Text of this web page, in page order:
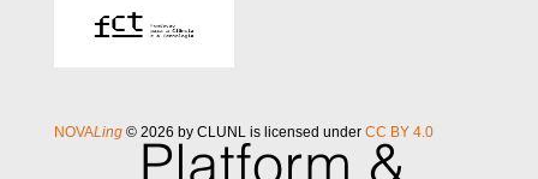
NOVALing © 2026 by CLUNL is licensed under CC BY 4.0